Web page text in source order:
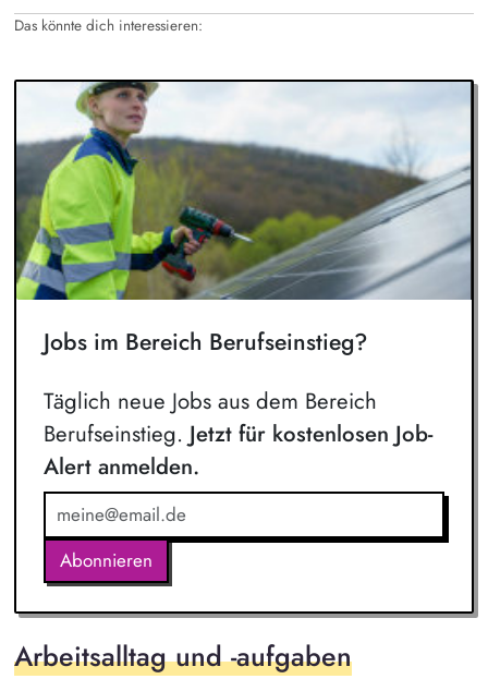
Das könnte dich interessieren:
Jobs im Bereich Berufseinstieg?
Täglich neue Jobs aus dem Bereich
Berufseinstieg. Jetzt für kostenlosen Job-
Alert anmelden.
Abonnieren
Arbeitsalltag und -aufgaben